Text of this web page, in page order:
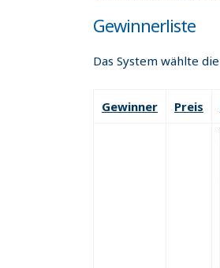
Gewinnerliste
Das System wählte
Gewinner Preis